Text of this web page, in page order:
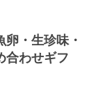
・生珍味・
合わせギフ